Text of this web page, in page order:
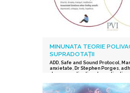
MINUNATA TEORIE
SUPRADOTAȚII
ADD, Safe and Sound Protocol
anxietate Dr Stephen Porges,
depersonalization derealization
supraexcitabilitate supradotati,
Sound
,procesarea senzorială și